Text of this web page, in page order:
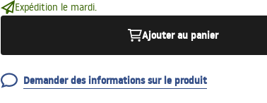
Expédition le mardi.
Ajouter au panier
Demander des informations sur le produit